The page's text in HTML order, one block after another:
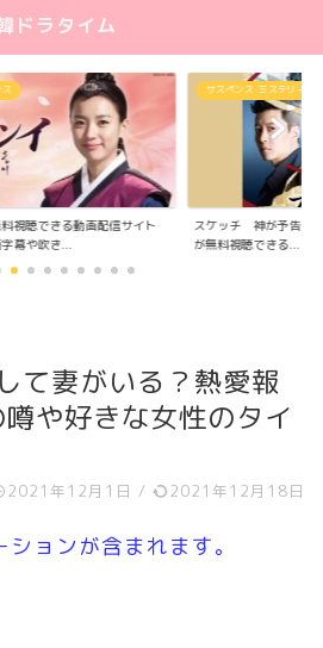
ドラタイム
ミステリー
が予告した未来(韓国ドラマ)
きる...
ラブコメディ
恋するダルスン(韓国ド
きる動画配信サイ...
て妻がいる？熱愛報
や好きな女性のタイ
2021年12月1日 / 2021年12月18日
ョンが含まれます。